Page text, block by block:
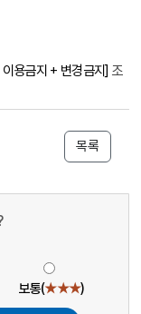
용금지 + 변경금지] 조
목록
보통(★★★)